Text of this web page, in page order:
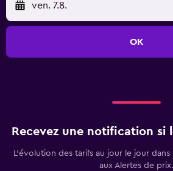
ven. 7.8.
OK
Recevez une notification si
L’évolution des tarifs au jour le jour
aux Alertes de prix.